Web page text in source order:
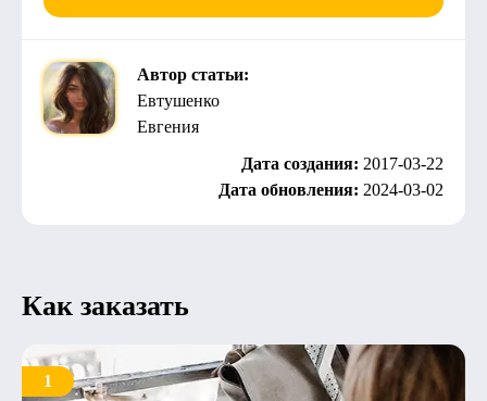
Автор статьи:
Евтушенко
Евгения
Дата создания: 2017-03-22
Дата обновления: 2024-03-02
Как заказать
1